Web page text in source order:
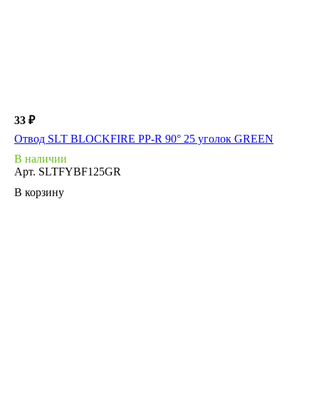
33 ₽
Отвод SLT BLOCKFIRE PP-R 90° 25 уголок GREEN
В наличии
Арт. SLTFYBF125GR
В корзину